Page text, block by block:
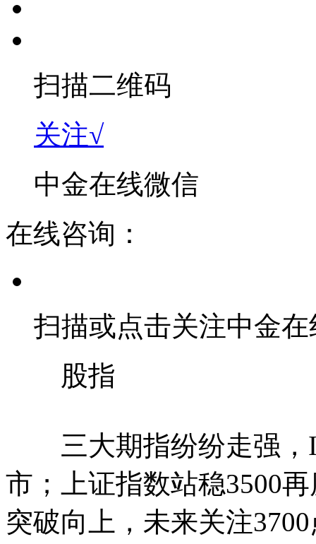
扫描二维码
关注√
中金在线微信
在线咨询：
扫描或点击关注中金
股指
三大期指纷纷走强，
市；上证指数站稳3500
突破向上，未来关注